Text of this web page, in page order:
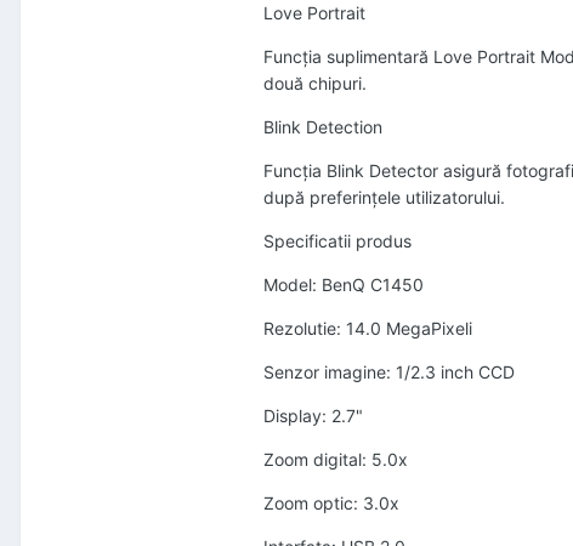
Love Portrait
Funcţia suplimentară Love Portrait
două chipuri.
Blink Detection
Funcţia Blink Detector asigură
după preferinţele utilizatorului.
Specificatii produs
Model: BenQ C1450
Rezolutie: 14.0 MegaPixeli
Senzor imagine: 1/2.3 inch CCD
Display: 2.7"
Zoom digital: 5.0x
Zoom optic: 3.0x